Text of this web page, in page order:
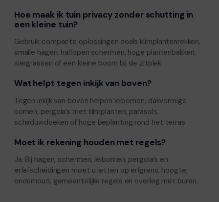
Hoe maak ik tuin privacy zonder schutting in
een kleine tuin?
Gebruik compacte oplossingen zoals klimplantenrekken,
smalle hagen, halfopen schermen, hoge plantenbakken,
siergrassen of een kleine boom bij de zitplek.
Wat helpt tegen inkijk van boven?
Tegen inkijk van boven helpen leibomen, dakvormige
bomen, pergola’s met klimplanten, parasols,
schaduwdoeken of hoge beplanting rond het terras.
Moet ik rekening houden met regels?
Ja. Bij hagen, schermen, leibomen, pergola’s en
erfafscheidingen moet u letten op erfgrens, hoogte,
onderhoud, gemeentelijke regels en overleg met buren.